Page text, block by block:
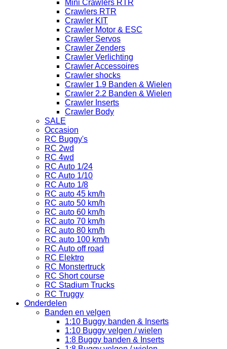
Mini Crawlers RTR
Crawlers RTR
Crawler KIT
Crawler Motor & ESC
Crawler Servos
Crawler Zenders
Crawler Verlichting
Crawler Accessoires
Crawler shocks
Crawler 1.9 Banden & Wielen
Crawler 2.2 Banden & Wielen
Crawler Inserts
Crawler Body
SALE
Occasion
RC Buggy's
RC 2wd
RC 4wd
RC Auto 1/24
RC Auto 1/10
RC Auto 1/8
RC auto 45 km/h
RC auto 50 km/h
RC auto 60 km/h
RC auto 70 km/h
RC auto 80 km/h
RC auto 100 km/h
RC Auto off road
RC Elektro
RC Monstertruck
RC Short course
RC Stadium Trucks
RC Truggy
Onderdelen
Banden en velgen
1:10 Buggy banden & Inserts
1:10 Buggy velgen / wielen
1:8 Buggy banden & Inserts